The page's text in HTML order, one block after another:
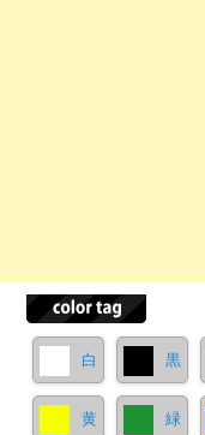
白 黒
黄 緑